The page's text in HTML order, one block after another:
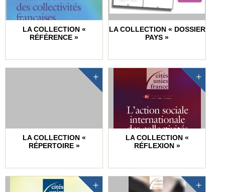
LA COLLECTION «
RÉFÉRENCE »
LA COLLECTION « DOSSIER
PAYS »
LA COLLECTION «
RÉPERTOIRE »
LA COLLECTION «
RÉFLEXION »